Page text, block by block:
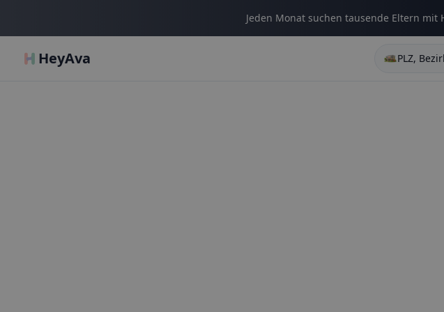
Jeden Monat suchen tausende Eltern mit
HeyAva PLZ,